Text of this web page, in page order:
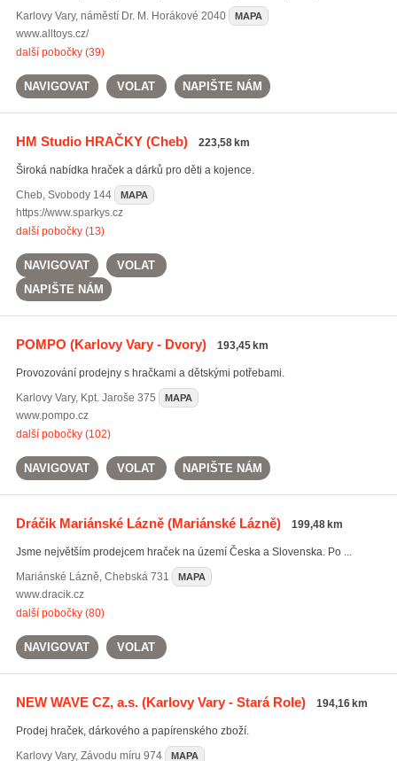
Karlovy Vary, náměstí Dr. M. Horákové 2040 MAPA
www.alltoys.cz/
další pobočky (39)
NAVIGOVAT VOLAT NAPIŠTE NÁM
HM Studio HRAČKY(Cheb) 223,58 km
Široká nabídka hraček a dárků pro děti a kojence.
Cheb, Svobody 144 MAPA
https://www.sparkys.cz
další pobočky (13)
NAVIGOVAT
VOLAT
NAPIŠTE NÁM
POMPO (Karlovy Vary - Dvory) 193,45 km
Provozování prodejny s hračkami a dětskými potřebami.
Karlovy Vary, Kpt. Jaroše 375 MAPA
www.pompo.cz
další pobočky (102)
NAVIGOVAT VOLAT NAPIŠTE NÁM
Dráčik Mariánské Lázně(Mariánské Lázně) 199,48 km
Jsme největším prodejcem hraček na území Česka a Slovenska. Po ...
Mariánské Lázně, Chebská 731 MAPA
www.dracik.cz
další pobočky (80)
NAVIGOVAT VOLAT
NEW WAVE CZ, a.s.(Karlovy Vary - Stará Role) 194,16 km
Prodej hraček, dárkového a papírenského zboží.
Karlovy Vary, Závodu míru 974 MAPA